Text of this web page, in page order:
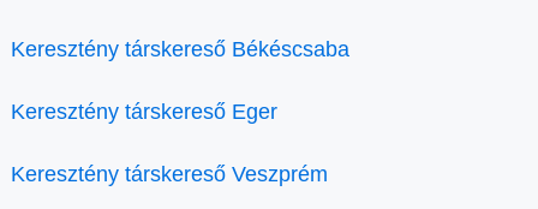
Keresztény társkereső Békéscsaba
Keresztény társkereső Eger
Keresztény társkereső Veszprém